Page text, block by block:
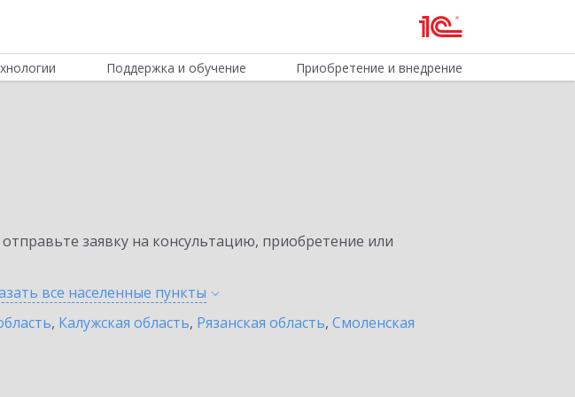
Поддержка и обучение Приобретение и внедрение
заявку на консультацию, приобретение или
все населенные пункты
, Калужская область, Рязанская область, Смоленская